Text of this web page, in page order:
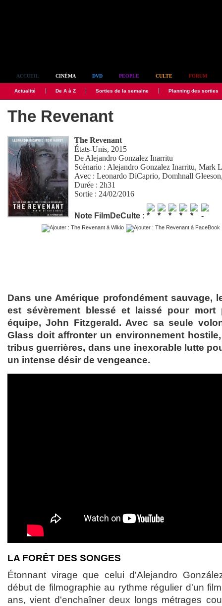
ACCUEIL CINÉMA DVD PEOPLE CULTE FORUM
Actualité De A à Z Sorties de la semaine Planning des sorties
The Revenant
The Revenant
États-Unis, 2015
De Alejandro Gonzalez Inarritu
Scénario : Alejandro Gonzalez Inarritu,Mark
Avec :Leonardo DiCaprio,Domhnall Gleeson
Durée : 2h31
Sortie : 24/02/2016
Note FilmDeCulte :
Dans une Amérique profondément sauvage,
est sévèrement blessé et laissé pour
équipe, John Fitzgerald. Avec sa seule
Glass doit affronter un environnement
tribus guerrières, dans une inexorable lutte
un intense désir de vengeance.
LA FORÊT DES SONGES
Étonnant virage que celui d'Alejandro
début de filmographie au rythme régulier d'un
ans, vient d'enchaîner deux longs métrages